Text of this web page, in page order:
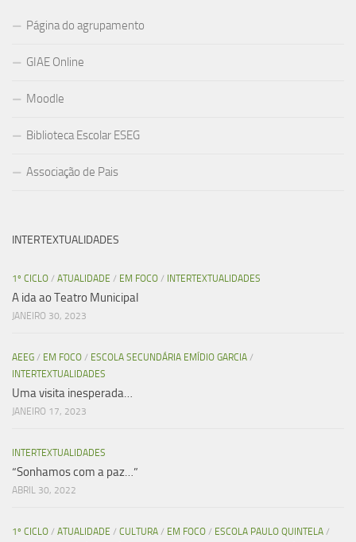
Página do agrupamento
GIAE Online
Moodle
Biblioteca Escolar ESEG
Associação de Pais
INTERTEXTUALIDADES
1º CICLO / ATUALIDADE / EM FOCO / INTERTEXTUALIDADES
A ida ao Teatro Municipal
JANEIRO 30, 2023
AEEG / EM FOCO / ESCOLA SECUNDÁRIA EMÍDIO GARCIA /
INTERTEXTUALIDADES
Uma visita inesperada…
JANEIRO 17, 2023
INTERTEXTUALIDADES
“Sonhamos com a paz…”
ABRIL 30, 2022
1º CICLO / ATUALIDADE / CULTURA / EM FOCO / ESCOLA PAULO QUINTELA /